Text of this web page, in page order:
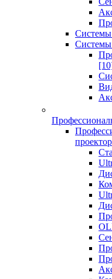
Системы
Системы